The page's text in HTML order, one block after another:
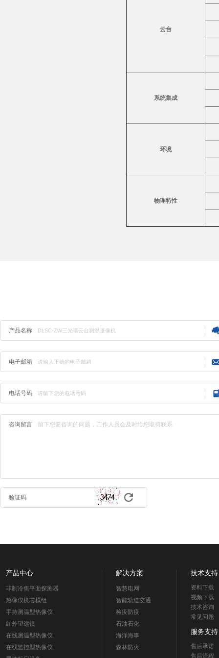
云台
系统集成
环境
物理特性
产品名称
电子邮箱
电话号码
咨询留言
验证码
产品中心
非制冷焦平面探测器
热像仪机芯模组
手持测温型热像仪
红外望远镜
在线测温型热像仪
在线监控型热像仪
解决方案
智慧电网
智能轨道交通
检疫防疫
石油石化
海洋海事
森林防火
技术支持
资料下载
视频下载
技术咨询
常见问题
服务支持
售后承诺
售后流程